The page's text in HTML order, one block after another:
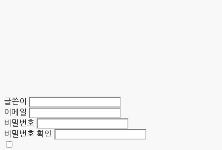
글쓴이
이메일
비밀번호
비밀번호 확인